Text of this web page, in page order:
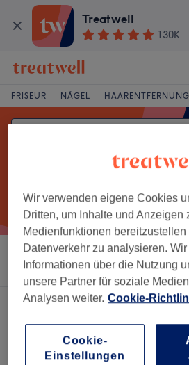
Treatwell
130K
FRISEUR NÄGEL HAARENTFERNUNG
Sortieren nach Besonderheiten
Ein Salon, der anbietet:
Wir verwenden eigene Cookies
Dritten, um Inhalte und Anzeigen
Medienfunktionen bereitzustellen
Datenverkehr zu analysieren.
Informationen über die Nutzung
unsere Partner für soziale
Analysen weiter. Cookie-
Cookie-
Einstellungen